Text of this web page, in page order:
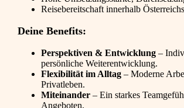
Reisebereitschaft innerhalb
Deine Benefits:
Perspektiven & Entwicklung –
persönliche Weiterentwicklung.
Flexibilität im Alltag – Moderne
Privatleben.
Miteinander – Ein starkes
Angeboten.